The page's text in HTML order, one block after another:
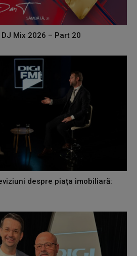
Mix 2026 – Part 20
despre piața imobiliară: